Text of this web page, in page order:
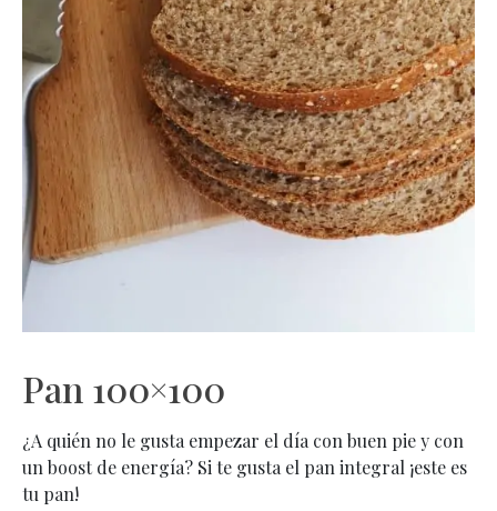
Pan 100×100
¿A quién no le gusta empezar el día con buen pie y con
un boost de energía? Si te gusta el pan integral ¡este es
tu pan!